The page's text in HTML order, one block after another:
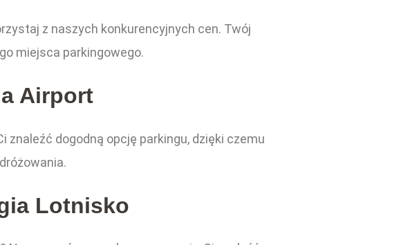
z naszych konkurencyjnych cen. Twój
miejsca parkingowego.
Airport
znaleźć dogodną opcję parkingu, dzięki czemu
Lotnisko